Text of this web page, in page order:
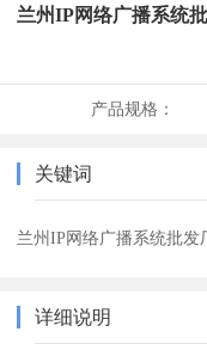
兰州IP网络广播系统
产品规格：
关键词
兰州IP网络广播系统批发
详细说明